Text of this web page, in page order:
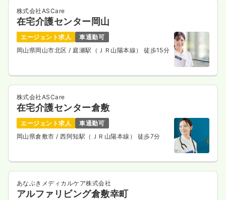
株式会社ASCare
在宅介護センター岡山
エージェント求人
車通勤可
岡山県岡山市北区 / 庭瀬駅（ＪＲ山陽本線） 徒歩15分
株式会社ASCare
在宅介護センター倉敷
エージェント求人
車通勤可
岡山県倉敷市 / 西阿知駅（ＪＲ山陽本線） 徒歩7分
あなぶきメディカルケア株式会社
アルファリビング倉敷幸町